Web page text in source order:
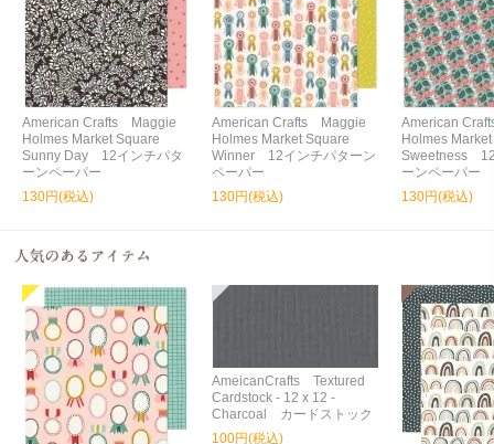
American Crafts Maggie
Holmes Market Square
Sunny Day 12インチパタ
ーンペーパー
130円(税込)
American Crafts Maggie
Holmes Market Square
Winner 12インチパターン
ペーパー
130円(税込)
American
Holmes
Sweetness
ーンペーパー
130円(税込)
AmeicanCrafts Textured
Cardstock - 12 x 12 -
Charcoal カードストック
100円(税込)